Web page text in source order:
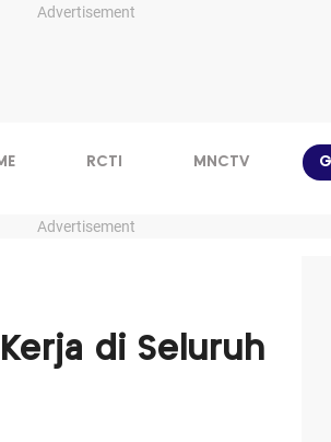
Advertisement
RCTI MNCTV
Advertisement
di Seluruh